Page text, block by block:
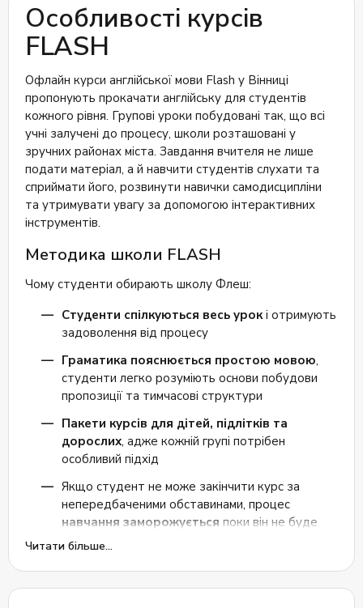
Особливості курсів
FLASH
Офлайн курси англійської мови Flash у Вінниці
пропонують прокачати англійську для студентів
кожного рівня. Групові уроки побудовані так, що всі
учні залучені до процесу, школи розташовані у
зручних районах міста. Завдання вчителя не лише
подати матеріал, а й навчити студентів слухати та
сприймати його, розвинути навички самодисципліни
та утримувати увагу за допомогою інтерактивних
інструментів.
Методика школи FLASH
Чому студенти обирають школу Флеш:
Студенти спілкуються весь урокі отримують
задоволення від процесу
Граматика пояснюється простою мовою,
студенти легко розуміють основи побудови
пропозиції та тимчасові структури
Пакети курсів для дітей, підлітків та
дорослих, адже кожній групі потрібен
особливий підхід
Якщо студент не може закінчити курс за
непередбаченими обставинами, процес
навчання заморожується поки він не буде
готовий повернутися до англійської
Офлайн навчання, яке припадає до душі
багатьом студентам через наявність живого
Читати більше...